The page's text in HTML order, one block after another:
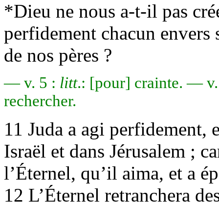
*Dieu ne nous a-t-il pas
perfidement chacun
de nos pères ?
— v. 5 : litt.: [pour] crainte. —
rechercher.
11 Juda a agi perfidement,
Israël et dans Jérusalem ;
l’Éternel, qu’il aima, et a
12 L’Éternel retranchera